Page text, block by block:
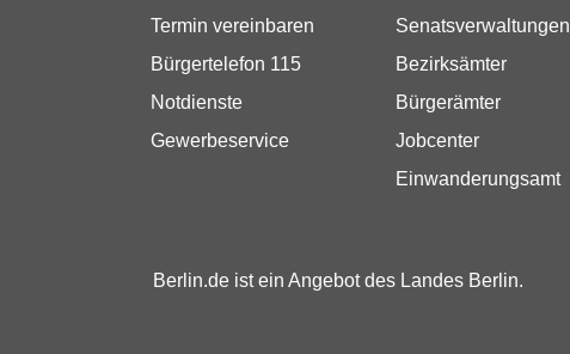
Termin vereinbaren
Bürgertelefon 115
Notdienste
Gewerbeservice
Senatsverwaltungen
Bezirksämter
Bürgerämter
Jobcenter
Einwanderungsamt
Berlin.de ist ein Angebot des Landes Berlin.